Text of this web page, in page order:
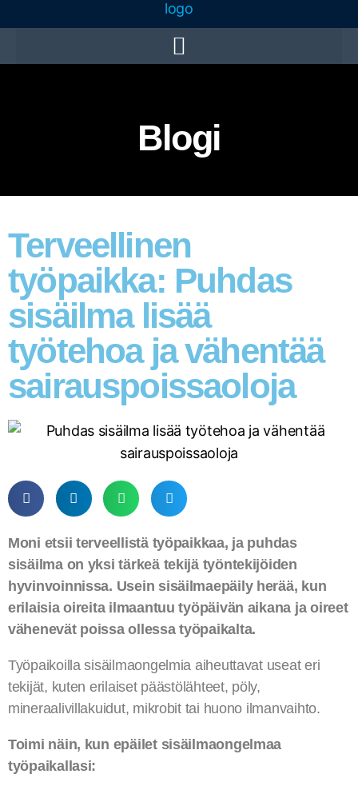
Blogi
Terveellinen
työpaikka: Puhdas
sisäilma lisää
työtehoa ja vähentää
sairauspoissaoloja
Moni etsii terveellistä työpaikkaa, ja puhdas
sisäilma on yksi tärkeä tekijä työntekijöiden
hyvinvoinnissa. Usein sisäilmaepäily herää, kun
erilaisia oireita ilmaantuu työpäivän aikana ja oireet
vähenevät poissa ollessa työpaikalta.
Työpaikoilla sisäilmaongelmia aiheuttavat useat eri
tekijät, kuten erilaiset päästölähteet, pöly,
mineraalivillakuidut, mikrobit tai huono ilmanvaihto.
Toimi näin, kun epäilet sisäilmaongelmaa
työpaikallasi: